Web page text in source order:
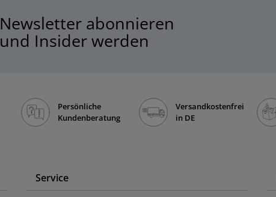
Newsletter abonnieren
und Insider werden
Persönliche
Kundenberatung
Versandkostenfrei
in DE
Service